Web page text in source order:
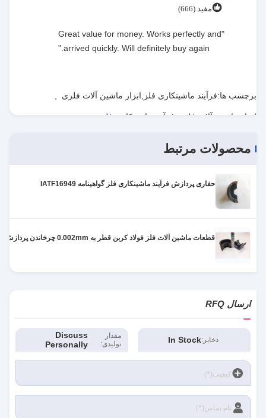
مفید (666)
"Great value for money. Works perfectly and
arrived quickly. Will definitely buy again."
برچسب ها:فرآیند ماشینکاری فلز,ابزار ماشین آلات فلزی
ابزار ماشین آلات فلزی,فرآیند ماشینکاری فلز
محصولات مرتبط
حفاری پردازش فرآیند ماشینکاری فلز گواهینامه IATF16949
قطعات ماشین آلات فلز فولاد کربن قطر به 0.002mm چرخاندن پردازش
ارسال RFQ
ذخایر:In Stock
مقدار
تولیدی:
Discuss
Personally